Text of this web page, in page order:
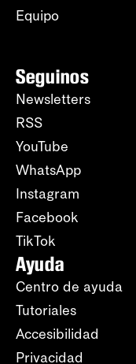
Equipo
Seguinos
Newsletters
RSS
YouTube
WhatsApp
Instagram
Facebook
TikTok
Ayuda
Centro de ayuda
Tutoriales
Accesibilidad
Privacidad